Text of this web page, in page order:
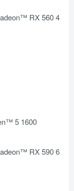
RX 560 4
5 1600
RX 590 6